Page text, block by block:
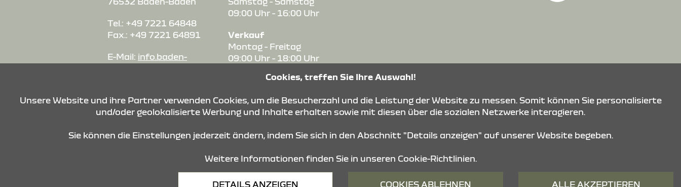
Tel.: +49 7221 64848
Fax.: +49 7221 64891
E-Mail: info.baden-
09:00 Uhr - 16:00 Uhr
Verkauf
Montag - Freitag
09:00 Uhr - 18:00 Uhr
09:00 Uhr - 13:00 Uhr
Lager, Teile, Zubehör
Montag - Freitag
Cookies Barrierefreiheit © 2026 Dacia
Cookies, treffen Sie Ihre Auswahl!
Unsere Website und ihre Partner verwenden Cookies, um die Besucherzahl und die Leistung der Website zu messen. Somit können Sie personalisierte
und/oder geolokalisierte Werbung und Inhalte erhalten sowie mit diesen über die sozialen Netzwerke interagieren.
Sie können die Einstellungen jederzeit ändern, indem Sie sich in den Abschnitt "Details anzeigen" auf unserer Website begeben.
Weitere Informationen finden Sie in unseren Cookie-Richtlinien.
DETAILS ANZEIGEN COOKIES ABLEHNEN ALLE AKZEPTIEREN